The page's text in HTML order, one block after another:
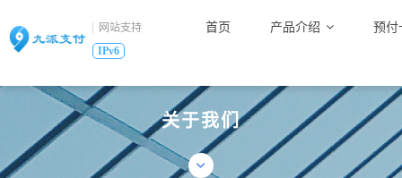
网站支持
IPv6
首页 产品介绍 预付
关于我们